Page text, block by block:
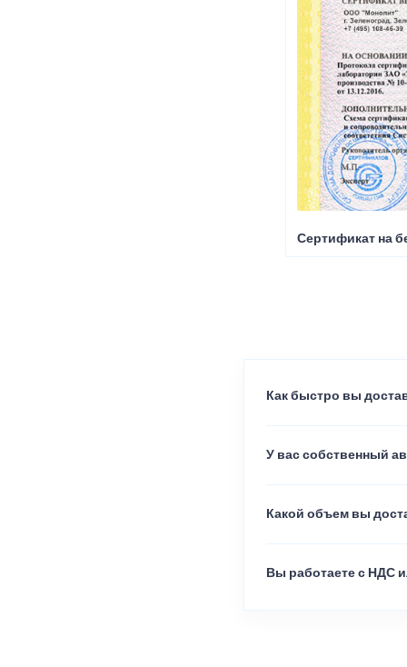
Сертификат на
Как быстро вы
У вас собственный
Какой объем вы
Вы работаете с НДС